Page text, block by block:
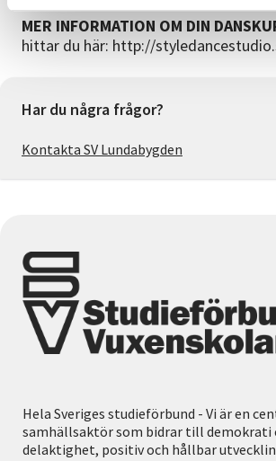
MER INFORMATION OM DIN
hittar du här: http://
Har du några frågor?
Kontakta SV Lundabygden
Hela Sveriges studieförbund - Vi är en
samhällsaktör som bidrar till demokrati
delaktighet, positiv och hållbar